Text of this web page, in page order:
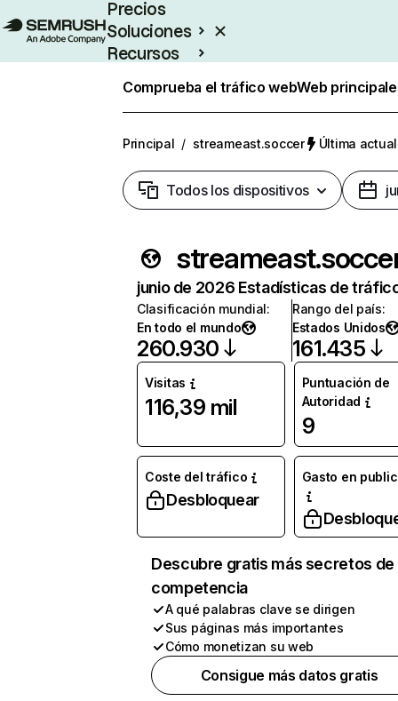
Precios
Soluciones
Recursos
Comprueba el tráfico webWeb
Principal / streameast.soccer Última
Todos los dispositivos
junio de 2026 Estadísticas de
Clasificación mundial:
En todo el mundo
260.930
Rango del país:
Estados Unidos
161.435
Visitas
116,39 mil
Puntuación de
Autoridad
9
Coste del tráfico
Desbloquear
Gasto en
Descubre gratis más secretos de
competencia
A qué palabras clave se dirigen
Sus páginas más importantes
Cómo monetizan su web
Consigue más datos gratis